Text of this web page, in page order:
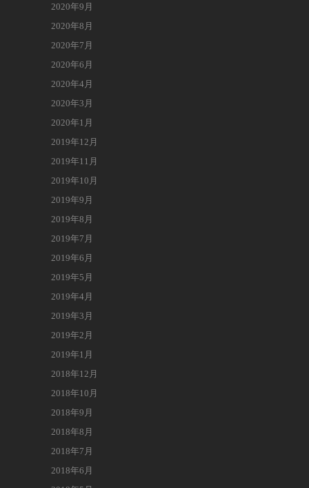
2020年9月
2020年8月
2020年7月
2020年6月
2020年4月
2020年3月
2020年1月
2019年12月
2019年11月
2019年10月
2019年9月
2019年8月
2019年7月
2019年6月
2019年5月
2019年4月
2019年3月
2019年2月
2019年1月
2018年12月
2018年10月
2018年9月
2018年8月
2018年7月
2018年6月